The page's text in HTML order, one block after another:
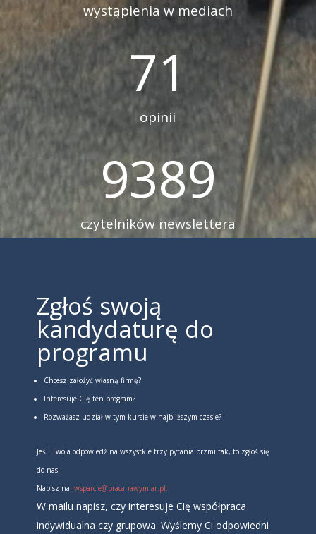
wystąpienia w mediach
71
opinii
9389
czytelników newslettera
Zgłoś swoją
kandydaturę do
programu
Chcesz założyć własną firmę?
Interesuje Cię ten program?
Rozważasz udział w tym kursie w najbliższym czasie?
Jeśli Twoja odpowiedź na wszystkie trzy pytania brzmi tak, to zgłoś się
do nas!
Napisz na: wsparcie@pracanawymiar.pl.
W mailu napisz, czy interesuje Cię współpraca
indywidualna czy grupowa. Wyślemy Ci odpowiedni